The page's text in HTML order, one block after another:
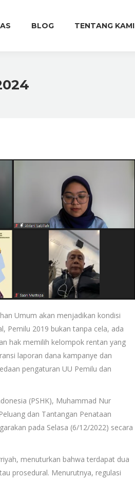
BLOG TENTANG KAMI
Umum akan menjadikan kondisi
Pemilu 2019 bukan tanpa cela, ada
hak memilih kelompok rentan yang
laporan dana kampanye dan
pengaturan UU Pemilu dan
(PSHK), Muhammad Nur
dan Tantangan Penataan
pada Selasa (6/12/2022) secara
menuturkan bahwa terdapat dua
prosedural. Menurutnya, regulasi